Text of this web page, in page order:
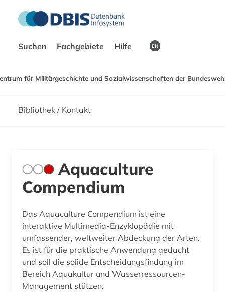
Suchen Fachgebiete Hilfe EN
für Militärgeschichte und Sozialwissenschaften der
Bibliothek / Kontakt
Aquaculture
Compendium
Das Aquaculture Compendium ist eine
interaktive Multimedia-Enzyklopädie mit
umfassender, weltweiter Abdeckung der Arten.
Es ist für die praktische Anwendung gedacht
und soll die solide Entscheidungsfindung im
Bereich Aquakultur und Wasserressourcen-
Management stützen.